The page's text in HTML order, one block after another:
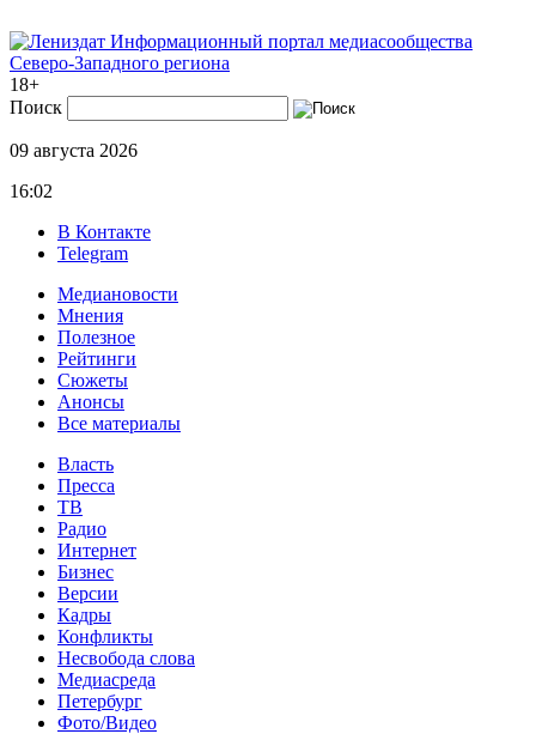
Информационный портал медиасообщества
Северо-Западного региона
18+
Поиск
09 августа 2026
16:02
В Контакте
Telegram
Медиановости
Мнения
Полезное
Рейтинги
Сюжеты
Анонсы
Все материалы
Власть
Пресса
ТВ
Радио
Интернет
Бизнес
Версии
Кадры
Конфликты
Несвобода слова
Медиасреда
Петербург
Фото/Видео